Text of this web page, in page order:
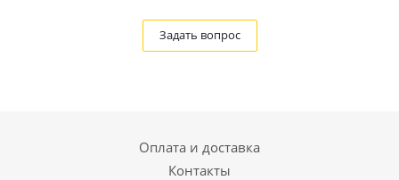
Задать вопрос
Оплата и доставка
Контакты